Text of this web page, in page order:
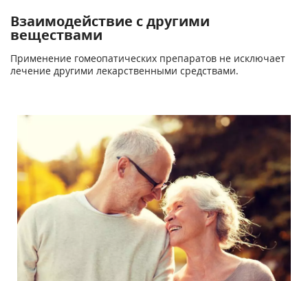
Взаимодействие с другими
веществами
Применение гомеопатических препаратов не исключает
лечение другими лекарственными средствами.